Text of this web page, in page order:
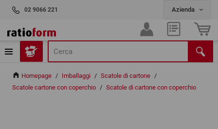
02 9066 221
Homepage / Imballaggi / Scatole di cartone /
Scatole cartone con coperchio / Scatole di cartone con coperchio